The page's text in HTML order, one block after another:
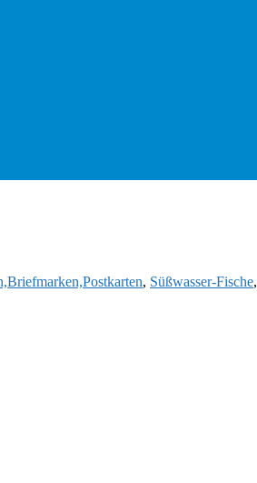
, Süßwasser-Fische,